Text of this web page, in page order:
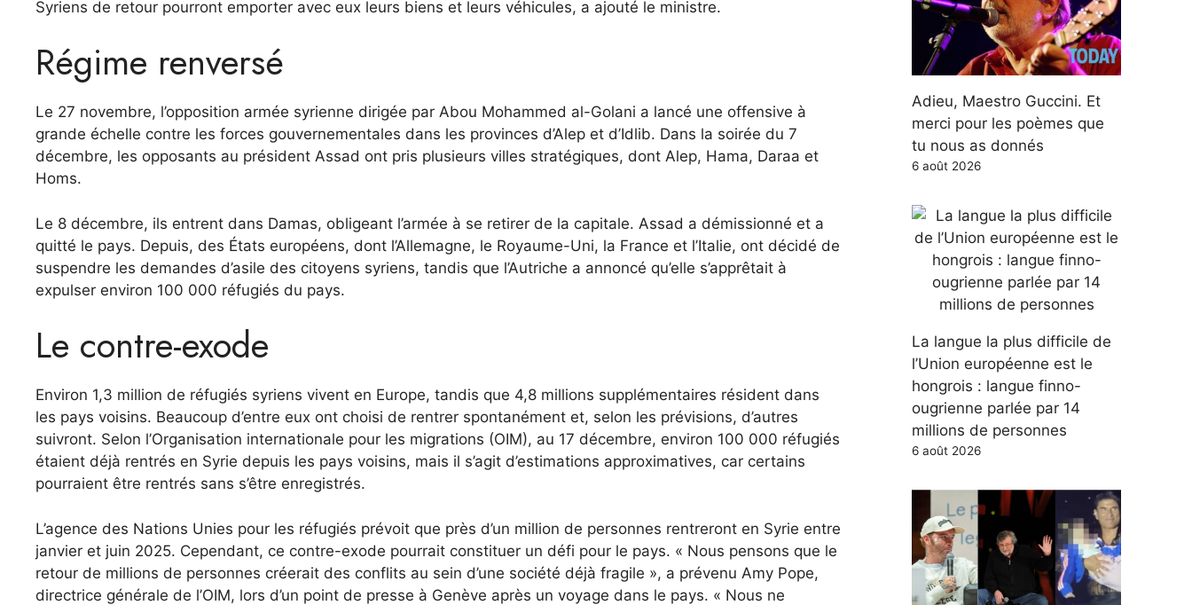
Syriens de retour pourront emporter avec eux leurs biens et leurs véhicules, a ajouté le ministre.
Régime renversé
Le 27 novembre, l’opposition armée syrienne dirigée par Abou Mohammed al-Golani a lancé une offensive à
grande échelle contre les forces gouvernementales dans les provinces d’Alep et d’Idlib. Dans la soirée du 7
décembre, les opposants au président Assad ont pris plusieurs villes stratégiques, dont Alep, Hama, Daraa et
Homs.
Le 8 décembre, ils entrent dans Damas, obligeant l’armée à se retirer de la capitale. Assad a démissionné et a
quitté le pays. Depuis, des États européens, dont l’Allemagne, le Royaume-Uni, la France et l’Italie, ont décidé de
suspendre les demandes d’asile des citoyens syriens, tandis que l’Autriche a annoncé qu’elle s’apprêtait à
expulser environ 100 000 réfugiés du pays.
Le contre-exode
Environ 1,3 million de réfugiés syriens vivent en Europe, tandis que 4,8 millions supplémentaires résident dans
les pays voisins. Beaucoup d’entre eux ont choisi de rentrer spontanément et, selon les prévisions, d’autres
suivront. Selon l’Organisation internationale pour les migrations (OIM), au 17 décembre, environ 100 000 réfugiés
étaient déjà rentrés en Syrie depuis les pays voisins, mais il s’agit d’estimations approximatives, car certains
pourraient être rentrés sans s’être enregistrés.
L’agence des Nations Unies pour les réfugiés prévoit que près d’un million de personnes rentreront en Syrie entre
janvier et juin 2025. Cependant, ce contre-exode pourrait constituer un défi pour le pays. « Nous pensons que le
retour de millions de personnes créerait des conflits au sein d’une société déjà fragile », a prévenu Amy Pope,
directrice générale de l’OIM, lors d’un point de presse à Genève après un voyage dans le pays. « Nous ne
Adieu, Maestro Guccini. Et
merci pour les poèmes que
tu nous as donnés
6 août 2026
La langue la plus difficile de
l’Union européenne est le
hongrois : langue finno-
ougrienne parlée par 14
millions de personnes
6 août 2026